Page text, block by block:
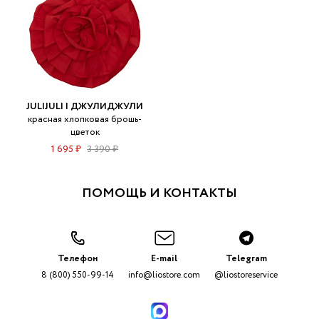
JULIJULI | ДЖУЛИДЖУЛИ
красная хлопковая брошь-
цветок
1 695 ₽ 3 390 ₽
ПОМОЩЬ И КОНТАКТЫ
Телефон
8 (800) 550-99-14
E-mail
info@liostore.com
Telegram
@liostoreservice